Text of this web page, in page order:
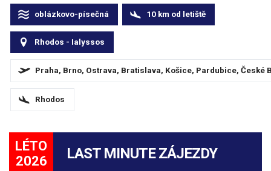
oblázkovo-písečná 10 km od letiště
Rhodos - Ialyssos
Praha, Brno, Ostrava, Bratislava, Košice, Pardubice, České
Rhodos
LÉTO
2026
LAST MINUTE ZÁJEZDY